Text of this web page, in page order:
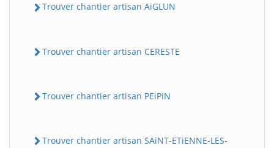
Trouver chantier artisan AiGLUN
Trouver chantier artisan CERESTE
Trouver chantier artisan PEiPiN
Trouver chantier artisan SAiNT-ETiENNE-LES-